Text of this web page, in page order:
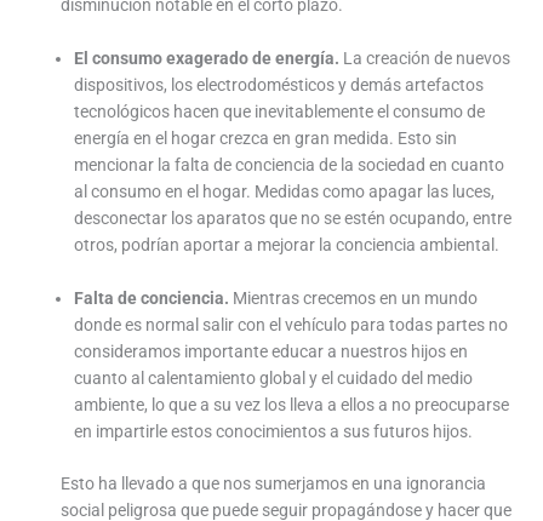
disminución notable en el corto plazo.
El consumo exagerado de energía. La creación de nuevos
dispositivos, los electrodomésticos y demás artefactos
tecnológicos hacen que inevitablemente el consumo de
energía en el hogar crezca en gran medida. Esto sin
mencionar la falta de conciencia de la sociedad en cuanto
al consumo en el hogar. Medidas como apagar las luces,
desconectar los aparatos que no se estén ocupando, entre
otros, podrían aportar a mejorar la conciencia ambiental.
Falta de conciencia. Mientras crecemos en un mundo
donde es normal salir con el vehículo para todas partes no
consideramos importante educar a nuestros hijos en
cuanto al calentamiento global y el cuidado del medio
ambiente, lo que a su vez los lleva a ellos a no preocuparse
en impartirle estos conocimientos a sus futuros hijos.
Esto ha llevado a que nos sumerjamos en una ignorancia
social peligrosa que puede seguir propagándose y hacer que